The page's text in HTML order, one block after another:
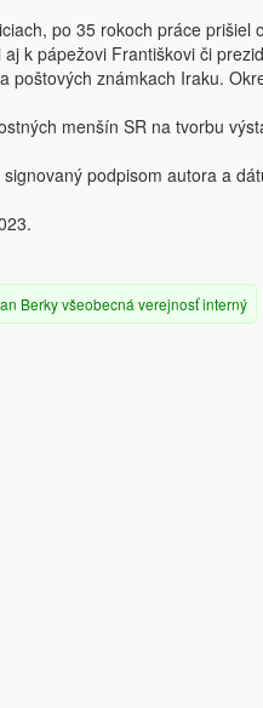
po 35 rokoch práce prišiel
k pápežovi Františkovi či
poštových známkach Iraku.
menšín SR na tvorbu
podpisom autora a
Berkyvšeobecná verejnosťinterný